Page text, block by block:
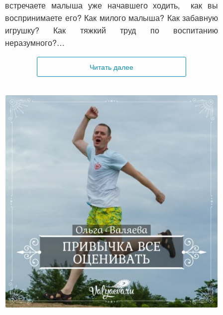
встречаете малыша уже начавшего ходить, как вы
воспринимаете его? Как милого малыша? Как забавную
игрушку? Как тяжкий труд по воспитанию
неразумного?…
Читать далее
Привычка все оценивать